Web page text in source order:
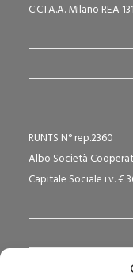
C.C.I.A.A. Milano REA
RUNTS N° rep.2360
Albo Società
Capitale Sociale i.v. €